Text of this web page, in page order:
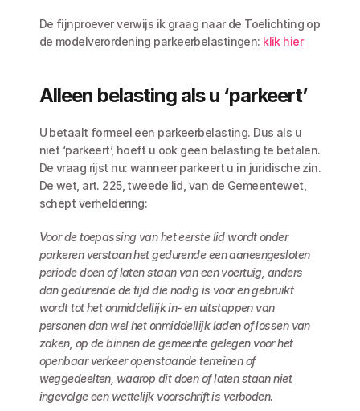
De fijnproever verwijs ik graag naar de Toelichting op
de modelverordening parkeerbelastingen: klik hier
Alleen belasting als u ‘parkeert’
U betaalt formeel een parkeerbelasting. Dus als u
niet ‘parkeert’, hoeft u ook geen belasting te betalen.
De vraag rijst nu: wanneer parkeert u in juridische zin.
De wet, art. 225, tweede lid, van de Gemeentewet,
schept verheldering:
Voor de toepassing van het eerste lid wordt onder
parkeren verstaan het gedurende een aaneengesloten
periode doen of laten staan van een voertuig, anders
dan gedurende de tijd die nodig is voor en gebruikt
wordt tot het onmiddellijk in- en uitstappen van
personen dan wel het onmiddellijk laden of lossen van
zaken, op de binnen de gemeente gelegen voor het
openbaar verkeer openstaande terreinen of
weggedeelten, waarop dit doen of laten staan niet
ingevolge een wettelijk voorschrift is verboden.